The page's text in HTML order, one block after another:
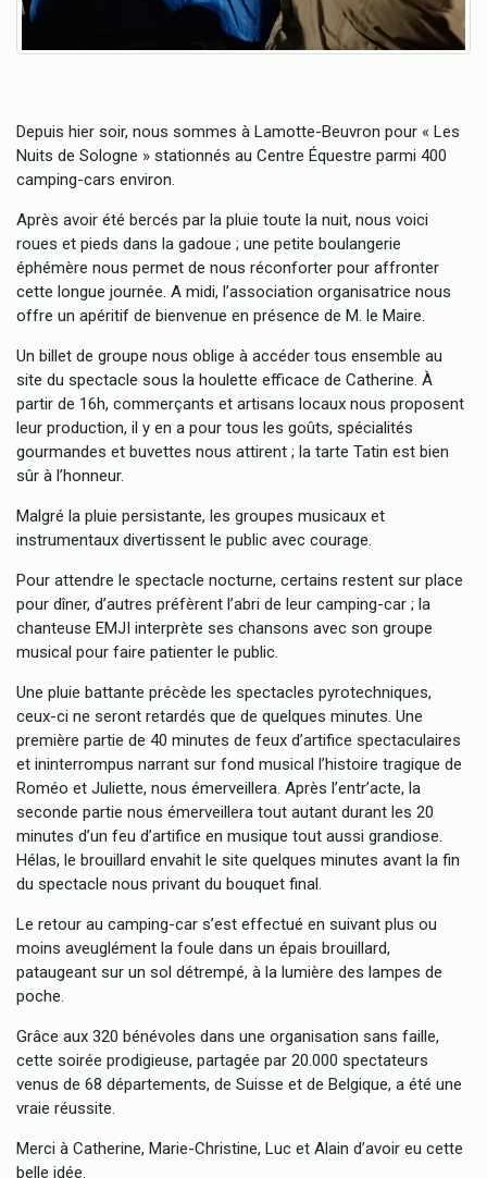
Depuis hier soir, nous sommes à Lamotte-Beuvron pour « Les
Nuits de Sologne » stationnés au Centre Équestre parmi 400
camping-cars environ.
Après avoir été bercés par la pluie toute la nuit, nous voici
roues et pieds dans la gadoue ; une petite boulangerie
éphémère nous permet de nous réconforter pour affronter
cette longue journée. A midi, l’association organisatrice nous
offre un apéritif de bienvenue en présence de M. le Maire.
Un billet de groupe nous oblige à accéder tous ensemble au
site du spectacle sous la houlette efficace de Catherine. À
partir de 16h, commerçants et artisans locaux nous proposent
leur production, il y en a pour tous les goûts, spécialités
gourmandes et buvettes nous attirent ; la tarte Tatin est bien
sûr à l’honneur.
Malgré la pluie persistante, les groupes musicaux et
instrumentaux divertissent le public avec courage.
Pour attendre le spectacle nocturne, certains restent sur place
pour dîner, d’autres préfèrent l’abri de leur camping-car ; la
chanteuse EMJI interprète ses chansons avec son groupe
musical pour faire patienter le public.
Une pluie battante précède les spectacles pyrotechniques,
ceux-ci ne seront retardés que de quelques minutes. Une
première partie de 40 minutes de feux d’artifice spectaculaires
et ininterrompus narrant sur fond musical l’histoire tragique de
Roméo et Juliette, nous émerveillera. Après l’entr’acte, la
seconde partie nous émerveillera tout autant durant les 20
minutes d’un feu d’artifice en musique tout aussi grandiose.
Hélas, le brouillard envahit le site quelques minutes avant la fin
du spectacle nous privant du bouquet final.
Le retour au camping-car s’est effectué en suivant plus ou
moins aveuglément la foule dans un épais brouillard,
pataugeant sur un sol détrempé, à la lumière des lampes de
poche.
Grâce aux 320 bénévoles dans une organisation sans faille,
cette soirée prodigieuse, partagée par 20.000 spectateurs
venus de 68 départements, de Suisse et de Belgique, a été une
vraie réussite.
Merci à Catherine, Marie-Christine, Luc et Alain d’avoir eu cette
belle idée.